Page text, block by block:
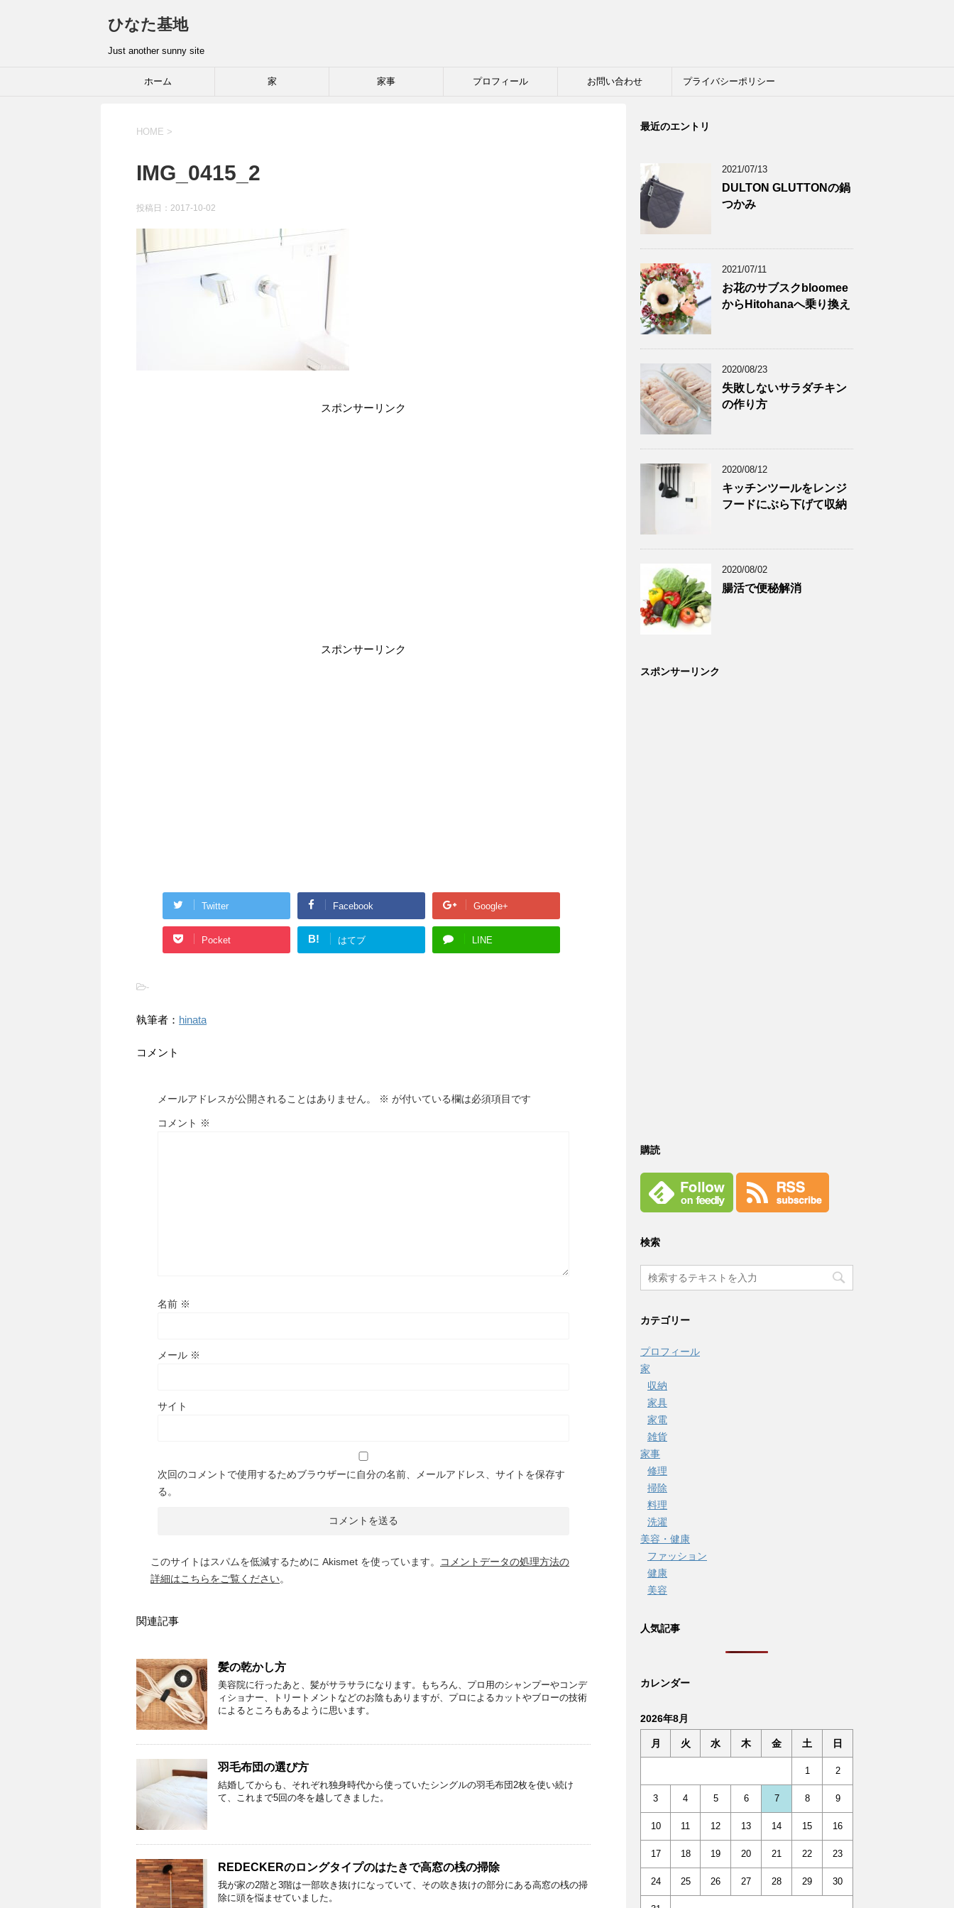
ひなた基地
Just another sunny site
ホーム 家 家事 プロフィール お問い合わせ プライバシーポリシー
HOME >
IMG_0415_2
投稿日：2017-10-02
スポンサーリンク
スポンサーリンク
Twitter Facebook Google+
Pocket B! はてブ LINE
-
執筆者： hinata
コメント
メールアドレスが公開されることはありません。 ※ が付いている欄は必須項目です
コメント ※
名前 ※
メール ※
サイト
次回のコメントで使用するためブラウザーに自分の名前、メールアドレス、サイトを保存す
る。
このサイトはスパムを低減するために Akismet を使っています。
コメントデータの処理方法の
詳細はこちらをご覧ください。
関連記事
髪の乾かし方
美容院に行ったあと、髪がサラサラになります。もちろん、プロ用のシャンプーやコンデ
ィショナー、トリートメントなどのお陰もありますが、プロによるカットやブローの技術
によるところもあるように思います。
羽毛布団の選び方
結婚してからも、それぞれ独身時代から使っていたシングルの羽毛布団2枚を使い続け
て、これまで5回の冬を越してきました。
REDECKERのロングタイプのはたきで高窓の桟の掃除
我が家の2階と3階は一部吹き抜けになっていて、その吹き抜けの部分にある高窓の桟の掃
除に頭を悩ませていました。
最近のエントリ
2021/07/13
DULTON GLUTTONの鍋
つかみ
2021/07/11
お花のサブスクbloomee
からHitohanaへ乗り換え
2020/08/23
失敗しないサラダチキン
の作り方
2020/08/12
キッチンツールをレンジ
フードにぶら下げて収納
2020/08/02
腸活で便秘解消
スポンサーリンク
購読
検索
カテゴリー
プロフィール
家
収納
家具
家電
雑貨
家事
修理
掃除
料理
洗濯
美容・健康
ファッション
健康
美容
人気記事
カレンダー
2026年8月
月 火 水 木 金 土 日
1 2
3 4 5 6 7 8 9
10 11 12 13 14 15 16
17 18 19 20 21 22 23
24 25 26 27 28 29 30